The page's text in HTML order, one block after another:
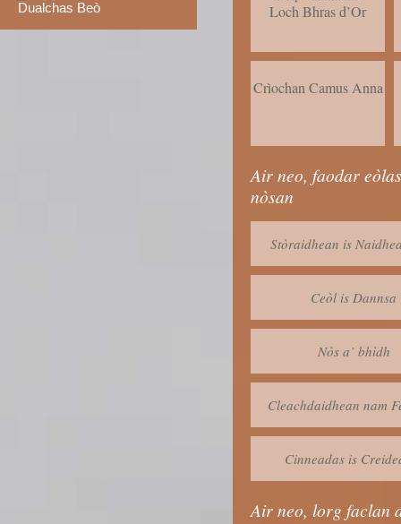
Dualchas Beò
Loch Bhras d’Or
Crìochan Camus Anna
Air neo, faodar
nòsan
Stòraidhean is
Ceòl is Dannsa
Nòs a’ bhìdh
Cleachdaidhean nam
Cinneadas is
Air neo, lorg faclan